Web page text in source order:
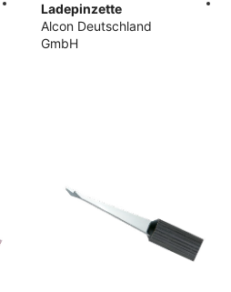
Ladepinzette
Alcon Deutschland
GmbH